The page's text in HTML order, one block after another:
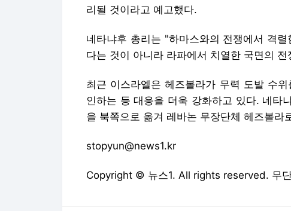
리될 것이라고 예고했다.
네타냐후 총리는 "하마스와의 전쟁에서 격
다는 것이 아니라 라파에서 치열한 국면의
최근 이스라엘은 헤즈볼라가 무력 도발 수
인하는 등 대응을 더욱 강화하고 있다. 네타
을 북쪽으로 옮겨 레바논 무장단체 헤즈볼
stopyun@news1.kr
Copyright © 뉴스1. All rights reserved. 무